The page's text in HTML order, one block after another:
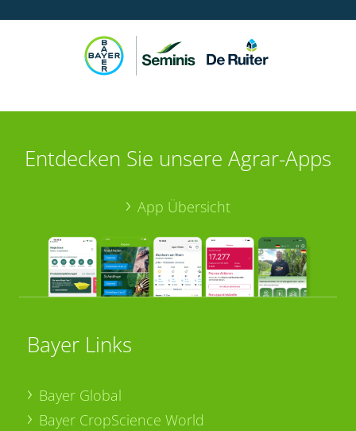
Entdecken Sie unsere Agrar-Apps
App Übersicht
Bayer Links
Bayer Global
Bayer CropScience World